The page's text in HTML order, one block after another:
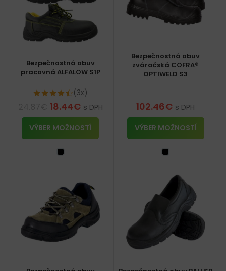
Bezpečnostná obuv
pracovná ALFALOW S1P
(3x)
18.44€ s DPH
VÝBER MOŽNOSTÍ
Bezpečnostná obuv
zváračská COFRA®
OPTIWELD S3
102.46€ s DPH
VÝBER MOŽNOSTÍ